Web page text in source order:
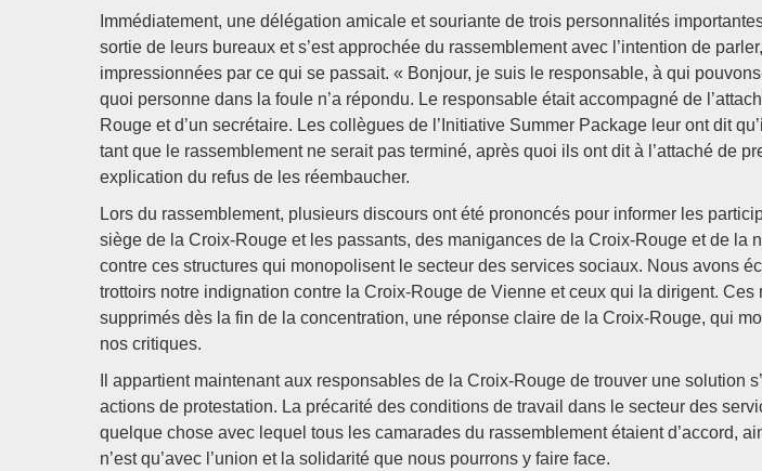
Immédiatement, une délégation amicale et souriante de trois personnalités
sortie de leurs bureaux et s’est approchée du rassemblement avec l’intention de
impressionnées par ce qui se passait. « Bonjour, je suis le responsable, à qui
quoi personne dans la foule n’a répondu. Le responsable était accompagné de
Rouge et d’un secrétaire. Les collègues de l’Initiative Summer Package leur ont dit
tant que le rassemblement ne serait pas terminé, après quoi ils ont dit à l’attaché de
explication du refus de les réembaucher.
Lors du rassemblement, plusieurs discours ont été prononcés pour informer les
siège de la Croix-Rouge et les passants, des manigances de la Croix-Rouge et de la
contre ces structures qui monopolisent le secteur des services sociaux. Nous avons
trottoirs notre indignation contre la Croix-Rouge de Vienne et ceux qui la dirigent. Ces
supprimés dès la fin de la concentration, une réponse claire de la Croix-Rouge, qui
nos critiques.
Il appartient maintenant aux responsables de la Croix-Rouge de trouver une solution
actions de protestation. La précarité des conditions de travail dans le secteur des
quelque chose avec lequel tous les camarades du rassemblement étaient d’accord,
n’est qu’avec l’union et la solidarité que nous pourrons y faire face.